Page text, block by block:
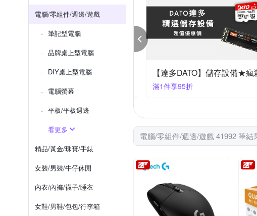
電腦/零組件/週邊/遊戲
筆記型電腦
品牌桌上型電腦
DIY桌上型電腦
電腦螢幕
平板/平板週邊
看更多
精品/黃金/珠寶/手錶
女裝/男裝/牛仔休閒
內衣/內褲/襪子/睡衣
女鞋/男鞋/包包/行李箱
3000折300滿2000折200 【達多DATO】儲存設備★
滿1件享95折
電腦/零組件/週邊/遊戲 41992 筆結